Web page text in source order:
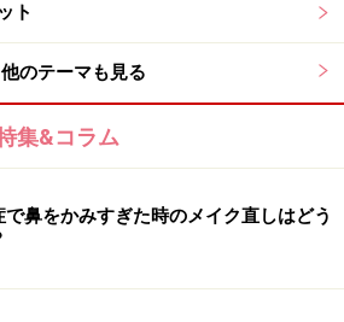
ト
他のテーマも見る
集&コラム
で鼻をかみすぎた時のメイク直しはどう